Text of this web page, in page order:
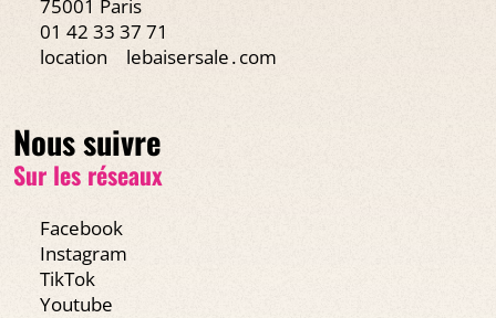
75001 Paris
01 42 33 37 71
location
lebaisersale․com
Nous suivre
Sur les réseaux
Facebook
Instagram
TikTok
Youtube